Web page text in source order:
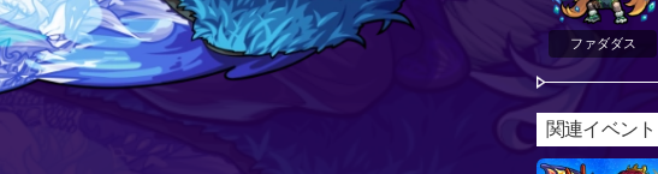
ファダダス
関連イベント